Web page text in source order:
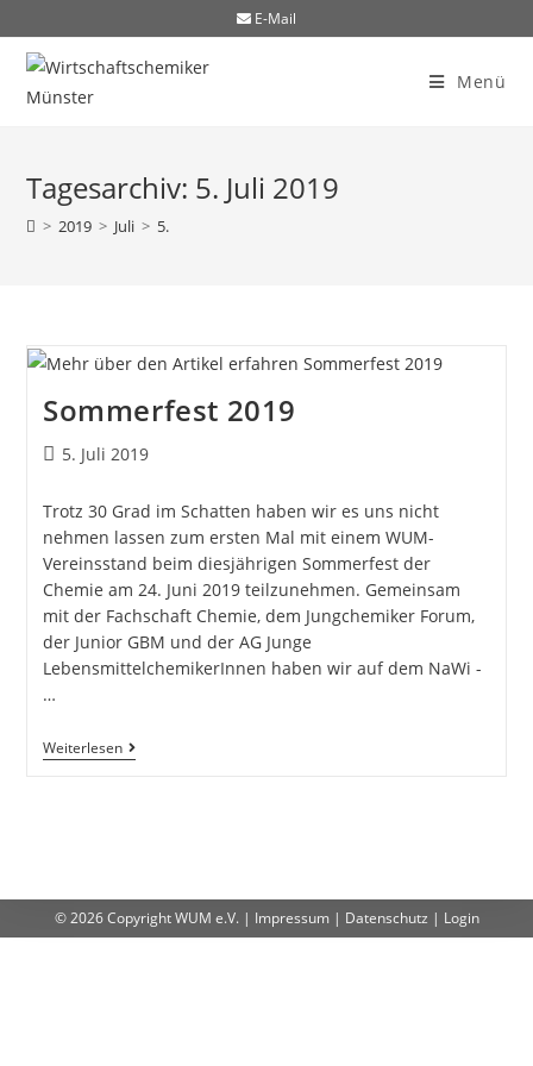
E-Mail
Menü
Tagesarchiv: 5. Juli 2019
> 2019 > Juli > 5.
Sommerfest 2019
5. Juli 2019
Trotz 30 Grad im Schatten haben wir es uns nicht
nehmen lassen zum ersten Mal mit einem WUM-
Vereinsstand beim diesjährigen Sommerfest der
Chemie am 24. Juni 2019 teilzunehmen. Gemeinsam
mit der Fachschaft Chemie, dem Jungchemiker Forum,
der Junior GBM und der AG Junge
LebensmittelchemikerInnen haben wir auf dem NaWi -
…
Weiterlesen
© 2026 CopyrightWUM e.V.| Impressum| Datenschutz | Login